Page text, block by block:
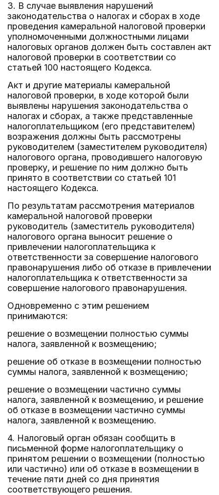
3. В случае выявления нарушений
законодательства о налогах и сборах в ходе
проведения камеральной налоговой проверки
уполномоченными должностными лицами
налоговых органов должен быть составлен акт
налоговой проверки в соответствии со
статьей 100 настоящего Кодекса.
Акт и другие материалы камеральной
налоговой проверки, в ходе которой были
выявлены нарушения законодательства о
налогах и сборах, а также представленные
налогоплательщиком (его представителем)
возражения должны быть рассмотрены
руководителем (заместителем руководителя)
налогового органа, проводившего налоговую
проверку, и решение по ним должно быть
принято в соответствии со статьей 101
настоящего Кодекса.
По результатам рассмотрения материалов
камеральной налоговой проверки
руководитель (заместитель руководителя)
налогового органа выносит решение о
привлечении налогоплательщика к
ответственности за совершение налогового
правонарушения либо об отказе в привлечении
налогоплательщика к ответственности за
совершение налогового правонарушения.
Одновременно с этим решением
принимаются:
решение о возмещении полностью суммы
налога, заявленной к возмещению;
решение об отказе в возмещении полностью
суммы налога, заявленной к возмещению;
решение о возмещении частично суммы
налога, заявленной к возмещению, и решение
об отказе в возмещении частично суммы
налога, заявленной к возмещению.
4. Налоговый орган обязан сообщить в
письменной форме налогоплательщику о
принятом решении о возмещении (полностью
или частично) или об отказе в возмещении в
течение пяти дней со дня принятия
соответствующего решения.